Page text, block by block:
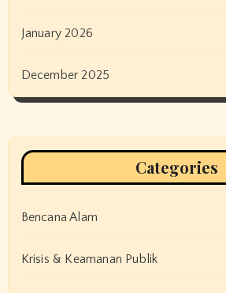
January 2026
December 2025
Categories
Bencana Alam
Krisis & Keamanan Publik